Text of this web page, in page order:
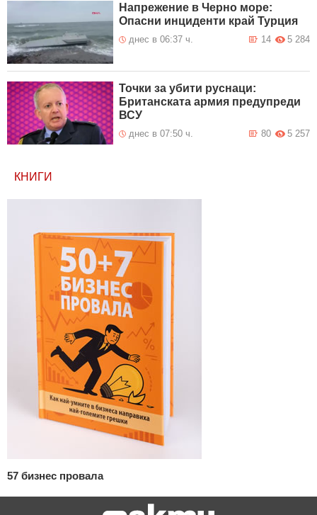
Напрежение в Черно море:
Опасни инциденти край Турция
днес в 06:37 ч. 5 284
14
Точки за убити руснаци:
Британската армия предупреди
ВСУ
днес в 07:50 ч. 5 257
80
КНИГИ
57 бизнес провала